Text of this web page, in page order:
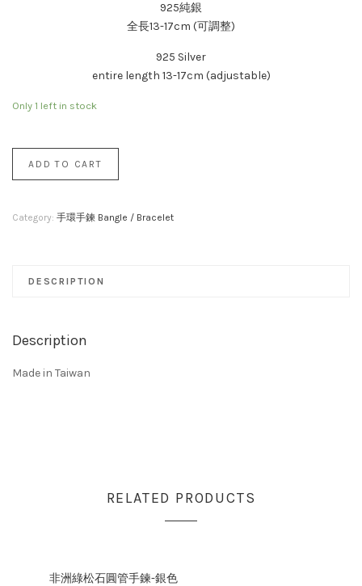
925純銀
全長13-17cm (可調整)
925 Silver
entire length 13-17cm (adjustable)
Only 1 left in stock
ADD TO CART
Category: 手環手鍊 Bangle / Bracelet
DESCRIPTION
Description
Made in Taiwan
RELATED PRODUCTS
非洲綠松石圓管手鍊-銀色